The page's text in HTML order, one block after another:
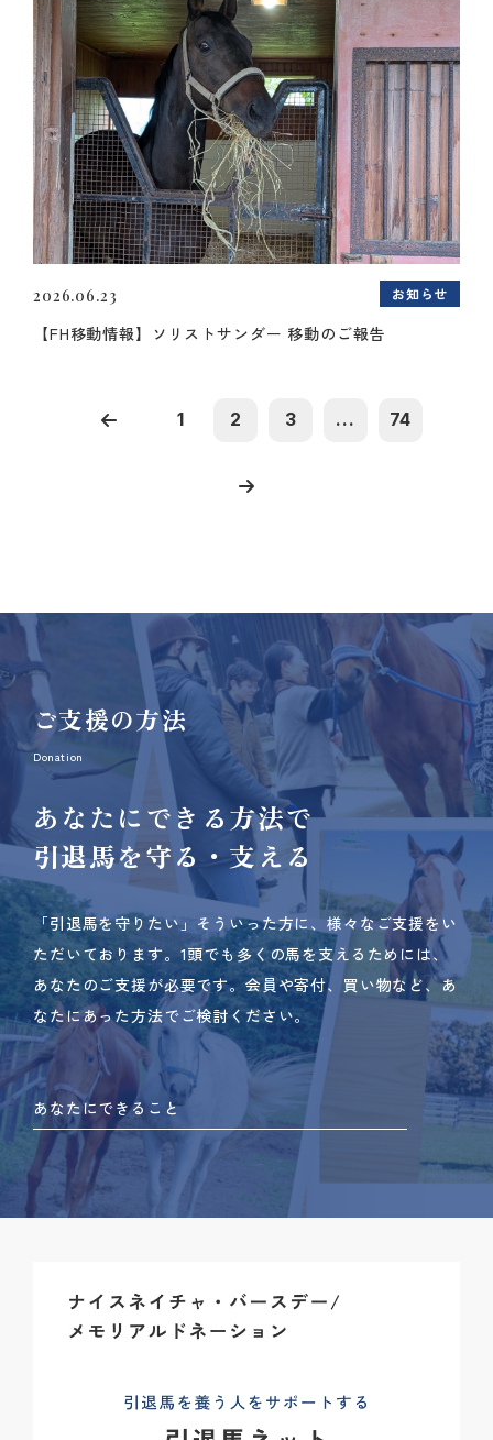
2026.06.23 お知らせ
【FH移動情報】ソリストサンダー 移動のご報告
1 2 3 ... 74
ご支援の方法
Donation
あなたにできる方法で
引退馬を守る・支える
「引退馬を守りたい」そういった方に、様々なご支援をい
ただいております。 1頭でも多くの馬を支えるためには、
あなたのご支援が必要です。 会員や寄付、買い物など、あ
なたにあった方法でご検討ください。
あなたにできること